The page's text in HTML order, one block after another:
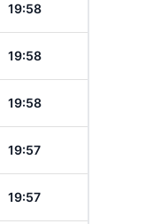
19:58
19:58
19:58
19:57
19:57